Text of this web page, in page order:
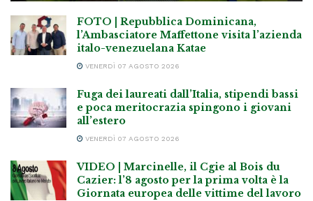
FOTO | Repubblica Dominicana,
l’Ambasciatore Maffettone visita l’azienda
italo-venezuelana Katae
VENERDÌ 07 AGOSTO 2026
Fuga dei laureati dall’Italia, stipendi bassi
e poca meritocrazia spingono i giovani
all’estero
VENERDÌ 07 AGOSTO 2026
VIDEO | Marcinelle, il Cgie al Bois du
Cazier: l’8 agosto per la prima volta è la
Giornata europea delle vittime del lavoro